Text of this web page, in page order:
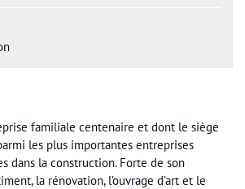
familiale centenaire et dont le siège
les plus importantes entreprises
dans la construction. Forte de son
la rénovation, l’ouvrage d’art et le